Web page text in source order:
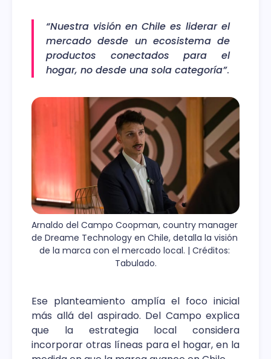
“Nuestra visión en Chile es liderar el
mercado desde un ecosistema de
productos conectados para el
hogar, no desde una sola categoría”.
Arnaldo del Campo Coopman, country manager
de Dreame Technology en Chile, detalla la visión
de la marca con el mercado local. | Créditos:
Tabulado.
Ese planteamiento amplía el foco inicial
más allá del aspirado. Del Campo explica
que la estrategia local considera
incorporar otras líneas para el hogar, en la